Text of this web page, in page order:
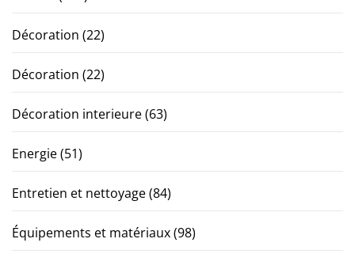
Décoration (22)
Décoration (22)
Décoration interieure(63)
Energie(51)
Entretien et nettoyage(84)
Équipements et matériaux(98)